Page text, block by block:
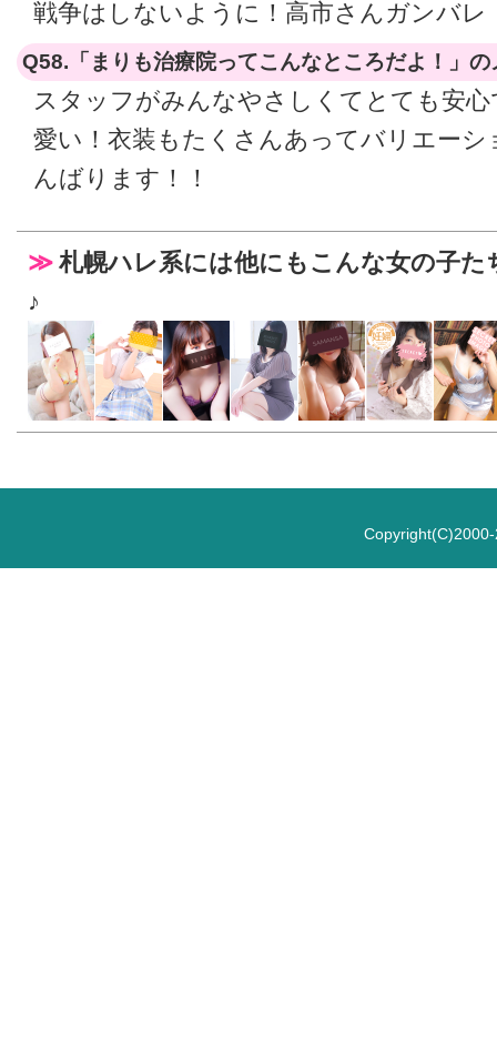
戦争はしないように！高市さんガンバレ
Q58.「まりも治療院ってこんなところだよ！」
スタッフがみんなやさしくてとても安
愛い！衣装もたくさんあってバリエーシ
んばります！！
札幌ハレ系には他にもこんな女の子た
♪